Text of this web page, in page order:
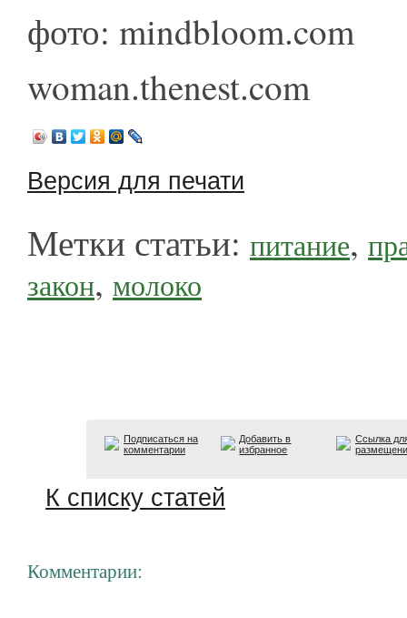
фото: mindbloom.com
woman.thenest.com
Версия для печати
Метки статьи: питание,
закон, молоко
Подписаться на
комментарии
Добавить в
избранное
Ссылка
К списку статей
Комментарии: